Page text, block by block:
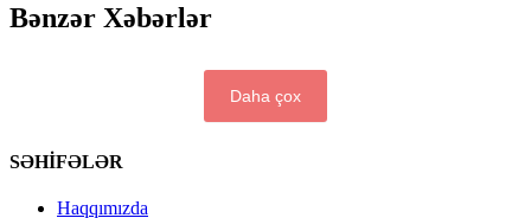
Bənzər Xəbərlər
Daha çox
SƏHİFƏLƏR
Haqqımızda